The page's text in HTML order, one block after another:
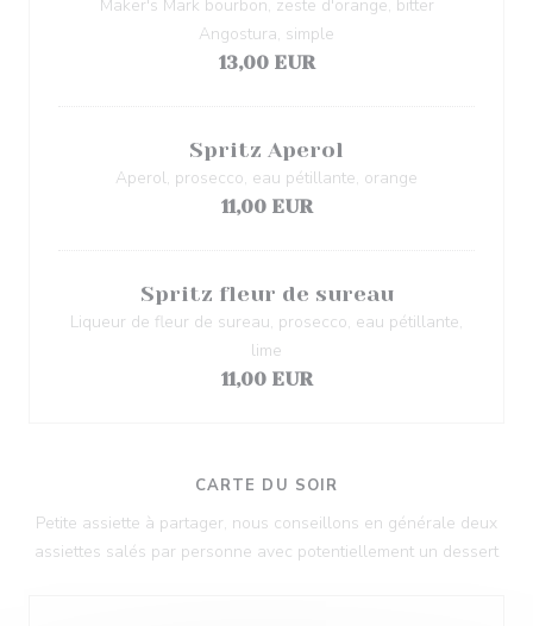
Maker's Mark bourbon, zeste d'orange, bitter
Angostura, simple
13,00 EUR
Spritz Aperol
Aperol, prosecco, eau pétillante, orange
11,00 EUR
Spritz fleur de sureau
Liqueur de fleur de sureau, prosecco, eau pétillante,
lime
11,00 EUR
CARTE DU SOIR
Petite assiette à partager, nous conseillons en générale deux
assiettes salés par personne avec potentiellement un dessert